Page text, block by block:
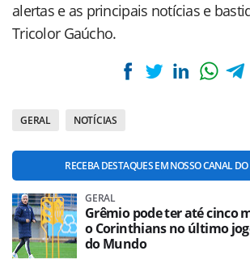
alertas e as principais notícias e
Tricolor Gaúcho.
GERAL NOTÍCIAS
RECEBA DESTAQUES EM NOSSO CANAL
GERAL
Grêmio pode ter até cinco
o Corinthians no último
do Mundo